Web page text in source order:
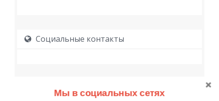
Социальные контакты
Мы в социальных сетях